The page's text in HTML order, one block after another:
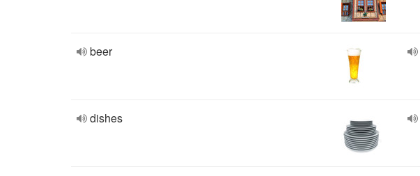
beer
dishes